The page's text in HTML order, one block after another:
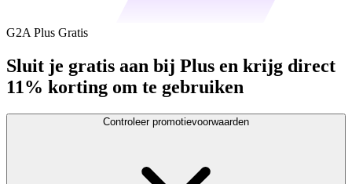
G2A Plus Gratis
Sluit je gratis aan bij Plus en krijg direct
11% korting om te gebruiken
Controleer promotievoorwaarden